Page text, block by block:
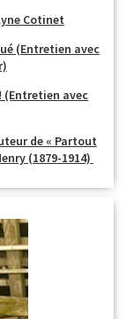
Cotinet
(Entretien avec
avec
de « Partout
(1879-1914)